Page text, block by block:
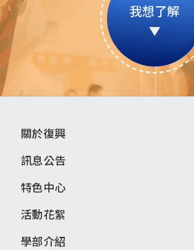
我想了解
頁
尾
選
單
關於復興
訊息公告
特色中心
活動花絮
學部介紹